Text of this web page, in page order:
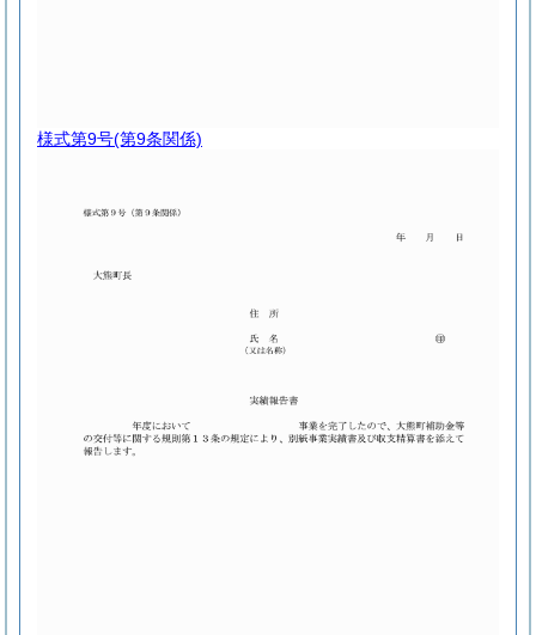
様式第9号(第9条関係)